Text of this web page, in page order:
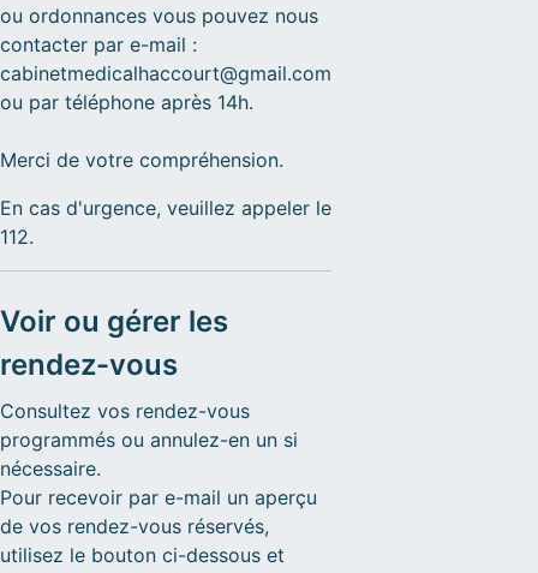
ou ordonnances vous pouvez nous
contacter par e-mail :
cabinetmedicalhaccourt@gmail.com
ou par téléphone après 14h.
Merci de votre compréhension.
En cas d'urgence, veuillez appeler le
112.
Voir ou gérer les
rendez-vous
Consultez vos rendez-vous
programmés ou annulez-en un si
nécessaire.
Pour recevoir par e-mail un aperçu
de vos rendez-vous réservés,
utilisez le bouton ci-dessous et